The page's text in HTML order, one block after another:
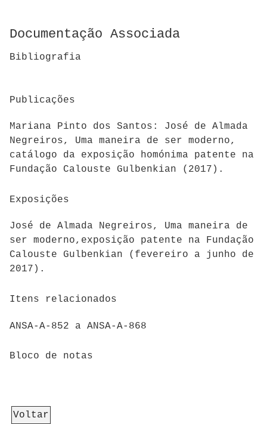
Documentação Associada
Bibliografia
Publicações
Mariana Pinto dos Santos: José de Almada
Negreiros, Uma maneira de ser moderno,
catálogo da exposição homónima patente na
Fundação Calouste Gulbenkian (2017).
Exposições
José de Almada Negreiros, Uma maneira de
ser moderno,exposição patente na Fundação
Calouste Gulbenkian (fevereiro a junho de
2017).
Itens relacionados
ANSA-A-852 a ANSA-A-868
Bloco de notas
Voltar